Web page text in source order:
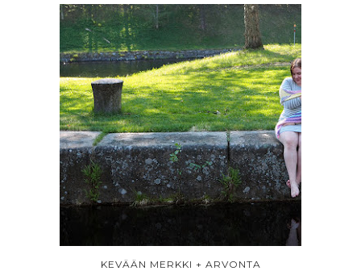
KEVÄÄN MERKKI + ARVONTA